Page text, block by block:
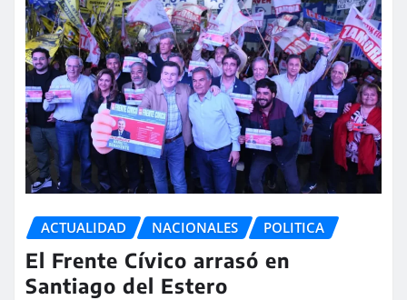
ACTUALIDAD NACIONALES POLITICA
El Frente Cívico arrasó en
Santiago del Estero